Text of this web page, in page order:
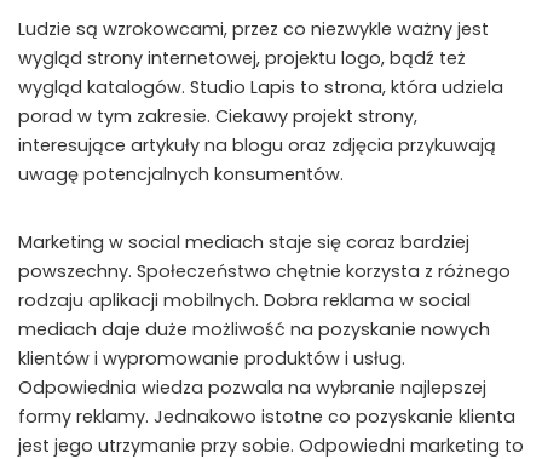
Ludzie są wzrokowcami, przez co niezwykle ważny jest
wygląd strony internetowej, projektu logo, bądź też
wygląd katalogów. Studio Lapis to strona, która udziela
porad w tym zakresie. Ciekawy projekt strony,
interesujące artykuły na blogu oraz zdjęcia przykuwają
uwagę potencjalnych konsumentów.
Marketing w social mediach staje się coraz bardziej
powszechny. Społeczeństwo chętnie korzysta z różnego
rodzaju aplikacji mobilnych. Dobra reklama w social
mediach daje duże możliwość na pozyskanie nowych
klientów i wypromowanie produktów i usług.
Odpowiednia wiedza pozwala na wybranie najlepszej
formy reklamy. Jednakowo istotne co pozyskanie klienta
jest jego utrzymanie przy sobie. Odpowiedni marketing to